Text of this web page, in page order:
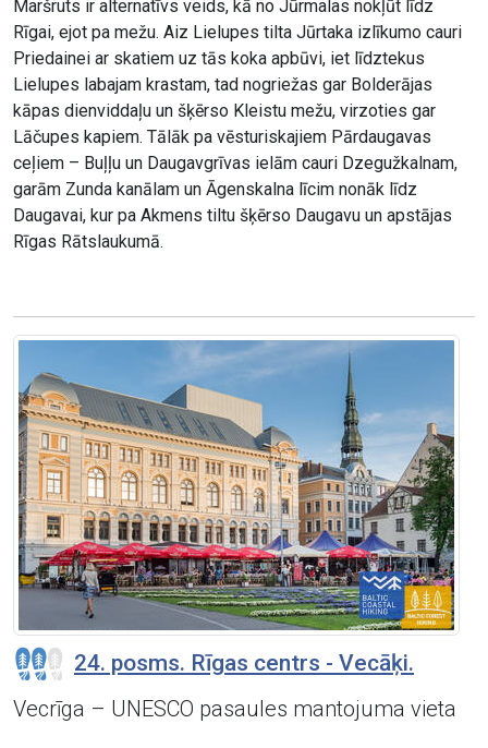
Maršruts ir alternatīvs veids, kā no Jūrmalas nokļūt līdz
Rīgai, ejot pa mežu. Aiz Lielupes tilta Jūrtaka izlīkumo cauri
Priedainei ar skatiem uz tās koka apbūvi, iet līdztekus
Lielupes labajam krastam, tad nogriežas gar Bolderājas
kāpas dienviddaļu un šķērso Kleistu mežu, virzoties gar
Lāčupes kapiem. Tālāk pa vēsturiskajiem Pārdaugavas
ceļiem – Buļļu un Daugavgrīvas ielām cauri Dzegužkalnam,
garām Zunda kanālam un Āgenskalna līcim nonāk līdz
Daugavai, kur pa Akmens tiltu šķērso Daugavu un apstājas
Rīgas Rātslaukumā.
24. posms. Rīgas centrs - Vecāķi.
Vecrīga – UNESCO pasaules mantojuma vieta